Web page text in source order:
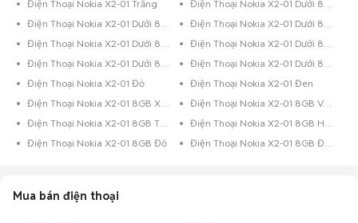
Điện Thoại Nokia X2-01 Trắng
Điện Thoại Nokia X2-01 Dưới 8GB Xanh Dương
Điện Thoại Nokia X2-01 Dưới 8GB Xám
Điện Thoại Nokia X2-01 Dưới 8GB Trắng
Điện Thoại Nokia X2-01 Dưới 8GB Đỏ
Điện Thoại Nokia X2-01 Dưới 8GB Đen Bóng
Điện Thoại Nokia X2-01 Dưới 8GB Đen
Điện Thoại Nokia X2-01 Dưới 8GB Bạc
Điện Thoại Nokia X2-01 Đỏ
Điện Thoại Nokia X2-01 Đen
Điện Thoại Nokia X2-01 8GB Xanh Dương
Điện Thoại Nokia X2-01 8GB Vàng
Điện Thoại Nokia X2-01 8GB Trắng
Điện Thoại Nokia X2-01 8GB Hồng
Điện Thoại Nokia X2-01 8GB Đỏ
Điện Thoại Nokia X2-01 8GB Đen Bóng
Mua bán điện thoại